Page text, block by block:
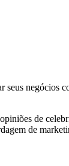
negócios
de
de